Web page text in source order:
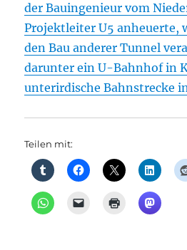
der Bauingenieur vom
Projektleiter U5 anheuerte,
den Bau anderer Tunnel
darunter ein U-Bahnhof in
unterirdische Bahnstrecke
Teilen mit: